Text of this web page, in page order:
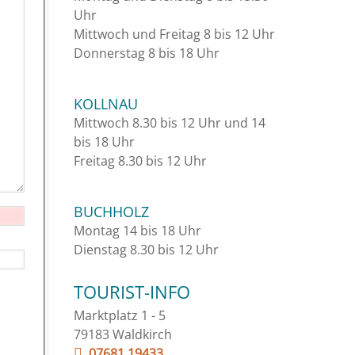
Uhr
Mittwoch und Freitag 8 bis 12 Uhr
Donnerstag 8 bis 18 Uhr
KOLLNAU
Mittwoch 8.30 bis 12 Uhr und 14
bis 18 Uhr
Freitag 8.30 bis 12 Uhr
BUCHHOLZ
Montag 14 bis 18 Uhr
Dienstag 8.30 bis 12 Uhr
TOURIST-INFO
Marktplatz 1 - 5
79183 Waldkirch